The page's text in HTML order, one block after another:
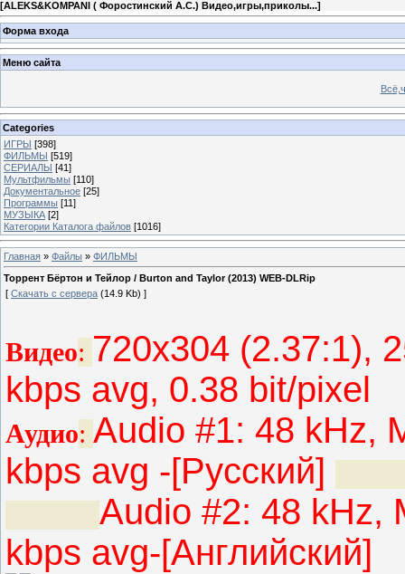
[ALEKS&KOMPANI ( Форостинский А.С.) Видео,игры,приколы...]
Форма входа
Меню сайта
Categories
ИГРЫ [398]
ФИЛЬМЫ [519]
СЕРИАЛЫ [41]
Мультфильмы [110]
Документальное [25]
Программы [11]
МУЗЫКА [2]
Категории Каталога файлов [1016]
Главная » Файлы » ФИЛЬМЫ
Торрент Бёртон и Тейлор / Burton and Taylor (2013) WEB-DLRip
[ Скачать с сервера (14.9 Kb) ]
Видео: 720x304 (2.37:1),
kbps avg, 0.38 bit/pixel
Аудио: Audio #1: 48 kHz,
kbps avg -[Русский]
Audio #2: 48 kHz,
kbps avg-[Английский]